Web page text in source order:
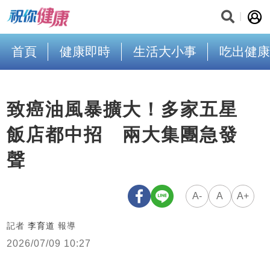
首頁 健康即時 生活大小事 吃出健康
致癌油風暴擴大！多家五星
飯店都中招 兩大集團急發
聲
A- A A+
記者 李育道 報導
2026/07/09 10:27